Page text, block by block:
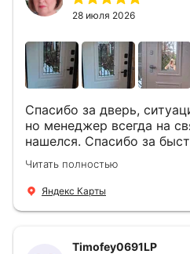
28 июля 2026
Спасибо за дверь,
но менеджер всегда на
нашелся. Спасибо за
Роману, один и привёз, и
что дверь нам долго
Читать полностью
Яндекс Карты
Timofey0691LP